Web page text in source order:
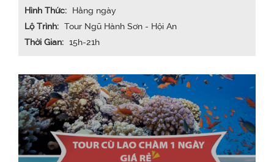
Hình Thức: Hằng ngày
Lộ Trình: Tour Ngũ Hành Sơn - Hội An
Thời Gian: 15h-21h